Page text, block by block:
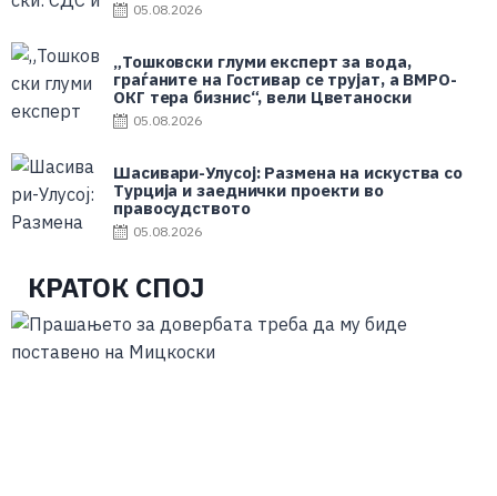
05.08.2026
„Тошковски глуми експерт за вода,
граѓаните на Гостивар се трујат, а ВМРО-
ОКГ тера бизнис“, вели Цветаноски
05.08.2026
Шасивари-Улусој: Размена на искуства со
Турција и заеднички проекти во
правосудството
05.08.2026
КРАТОК СПОЈ